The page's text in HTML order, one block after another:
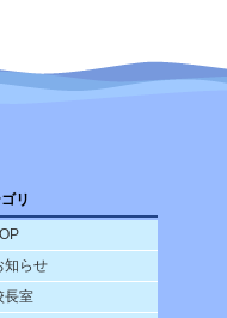
リ
知らせ
長室